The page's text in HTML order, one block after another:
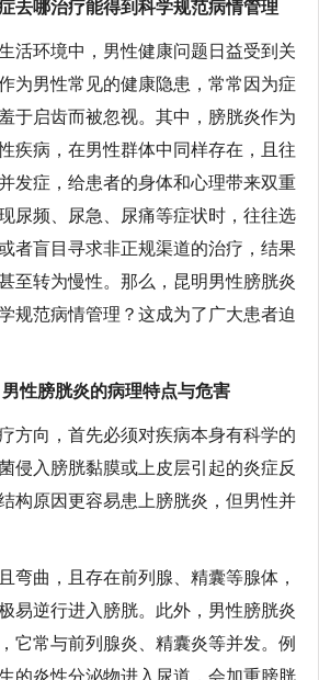
去哪治疗能得到科学规范病情管理
活环境中，男性健康问题日益受到关
为男性常见的健康隐患，常常因为症
于启齿而被忽视。其中，膀胱炎作为
疾病，在男性群体中同样存在，且往
发症，给患者的身体和心理带来双重
尿频、尿急、尿痛等症状时，往往选
者盲目寻求非正规渠道的治疗，结果
至转为慢性。那么，昆明男性膀胱炎
规范病情管理？这成为了广大患者迫
性膀胱炎的病理特点与危害
方向，首先必须对疾病本身有科学的
侵入膀胱黏膜或上皮层引起的炎症反
构原因更容易患上膀胱炎，但男性并
弯曲，且存在前列腺、精囊等腺体，
易逆行进入膀胱。此外，男性膀胱炎
它常与前列腺炎、精囊炎等并发。例